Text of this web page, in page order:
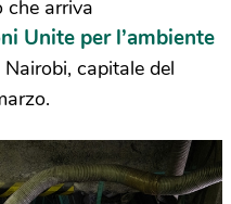
che arriva
Unite per l’ambiente
capitale del